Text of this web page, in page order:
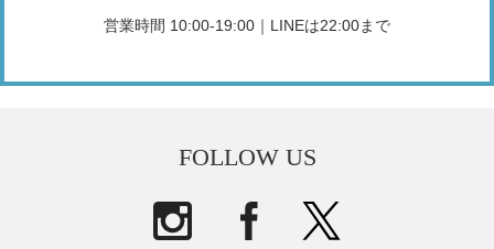
営業時間 10:00-19:00｜LINEは22:00まで
FOLLOW US